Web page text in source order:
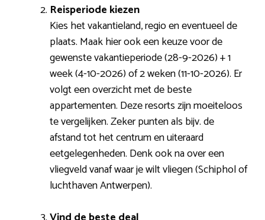
Reisperiode kiezen
Kies het vakantieland, regio en eventueel de
plaats. Maak hier ook een keuze voor de
gewenste vakantieperiode (28-9-2026) + 1
week (4-10-2026) of 2 weken (11-10-2026). Er
volgt een overzicht met de beste
appartementen. Deze resorts zijn moeiteloos
te vergelijken. Zeker punten als bijv. de
afstand tot het centrum en uiteraard
eetgelegenheden. Denk ook na over een
vliegveld vanaf waar je wilt vliegen (Schiphol of
luchthaven Antwerpen).